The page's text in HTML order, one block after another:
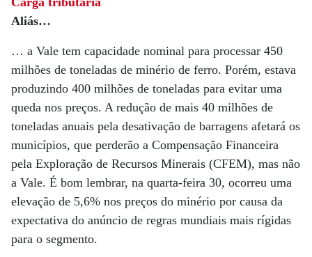
Aliás…
… a Vale tem capacidade nominal para processar 450
milhões de toneladas de minério de ferro. Porém, estava
produzindo 400 milhões de toneladas para evitar uma
queda nos preços. A redução de mais 40 milhões de
toneladas anuais pela desativação de barragens afetará os
municípios, que perderão a Compensação Financeira
pela Exploração de Recursos Minerais (CFEM), mas não
a Vale. É bom lembrar, na quarta-feira 30, ocorreu uma
elevação de 5,6% nos preços do minério por causa da
expectativa do anúncio de regras mundiais mais rígidas
para o segmento.